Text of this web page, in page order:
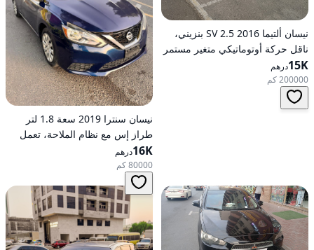
نيسان ألتيما 2016 2.5 SV بنزيني،
ناقل حركة أوتوماتيكي متغير مستمر
(CVT)، دفع أمامي15Kدرهم
200000 كم
نيسان سنترا 2019 سعة 1.8 لتر
طراز إس مع نظام الملاحة، تعمل
بالبنزين، ناقل حركة أوتوماتيكي، دفع
أمامي
16Kدرهم
80000 كم